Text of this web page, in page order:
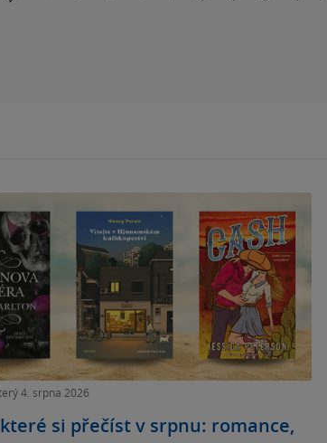
4. srpna 2026
si přečíst v srpnu: romance,